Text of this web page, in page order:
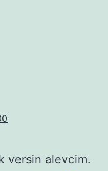
versin alevcim.